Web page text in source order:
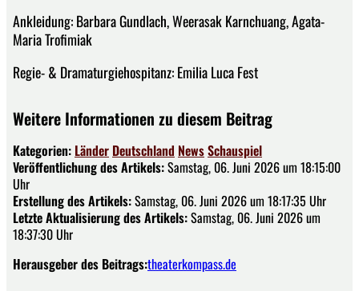
Ankleidung: Barbara Gundlach, Weerasak Karnchuang, Agata-
Maria Trofimiak
Regie- & Dramaturgiehospitanz: Emilia Luca Fest
Weitere Informationen zu diesem Beitrag
Kategorien: Länder Deutschland NewsSchauspiel
Veröffentlichung des Artikels:Samstag, 06. Juni 2026 um 18:15:00
Uhr
Erstellung des Artikels:Samstag, 06. Juni 2026 um 18:17:35 Uhr
Letzte Aktualisierung des Artikels:Samstag, 06. Juni 2026 um
18:37:30 Uhr
Herausgeber des Beitrags:theaterkompass.de